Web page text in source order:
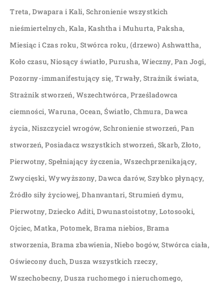
Treta, Dwapara i Kali, Schronienie wszystkich
nieśmiertelnych, Kala, Kashtha i Muhurta, Paksha,
Miesiąc i Czas roku, Stwórca roku, (drzewo) Ashwattha,
Koło czasu, Niosący światło, Purusha, Wieczny, Pan Jogi,
Pozorny-immanifestujący się, Trwały, Strażnik świata,
Strażnik stworzeń, Wszechtwórca, Prześladowca
ciemności, Waruna, Ocean, Światło, Chmura, Dawca
życia, Niszczyciel wrogów, Schronienie stworzeń, Pan
stworzeń, Posiadacz wszystkich stworzeń, Skarb, Złoto,
Pierwotny, Spełniający życzenia, Wszechprzenikający,
Zwycięski, Wywyższony, Dawca darów, Szybko płynący,
Źródło siły życiowej, Dhanvantari, Strumień dymu,
Pierwotny, Dziecko Aditi, Dwunastoistotny, Lotosooki,
Ojciec, Matka, Potomek, Brama niebios, Brama
stworzenia, Brama zbawienia, Niebo bogów, Stwórca ciała,
Oświecony duch, Dusza wszystkich rzeczy,
Wszechobecny, Dusza ruchomego i nieruchomego,